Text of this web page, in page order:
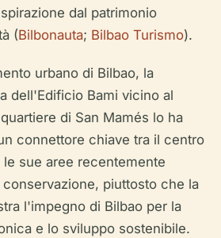
dal patrimonio
(Bilbonauta; Bilbao Turismo).
urbano di Bilbao, la
dell'Edificio Bami vicino al
di San Mamés lo ha
connettore chiave tra il centro
sue aree recentemente
conservazione, piuttosto che la
l'impegno di Bilbao per la
e lo sviluppo sostenibile.